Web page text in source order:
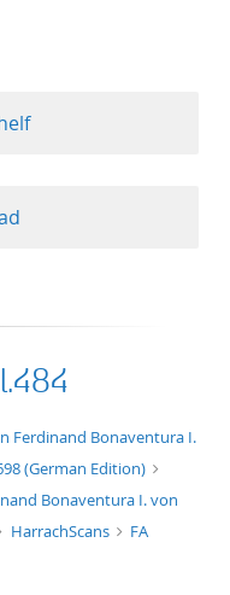
Ferdinand Bonaventura I.
(German Edition)
Bonaventura I. von
HarrachScans
FA